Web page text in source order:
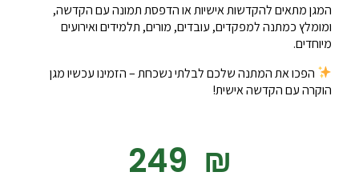
המגן מתאים להקדשות אישיות או הדפסת תמונה עם הקדשה,
ומומלץ כמתנה למפקדים, עובדים, מורים, תלמידים ואירועים
מיוחדים.
הפכו את המתנה שלכם לבלתי נשכחת – הזמינו עכשיו מגן
הוקרה עם הקדשה אישית!
‎249 ₪